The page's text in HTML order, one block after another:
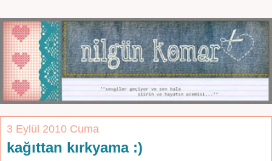
3 Eylül 2010 Cuma
kağıttan kırkyama :)